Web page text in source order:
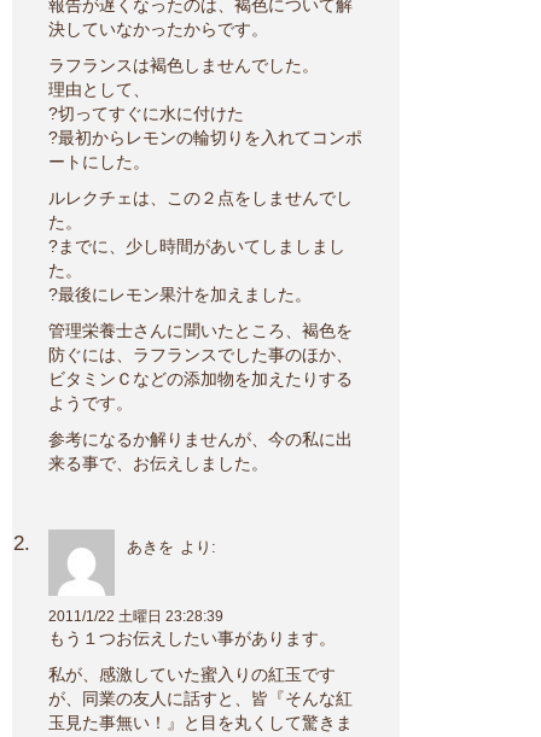
報告が遅くなったのは、褐色について解
決していなかったからです。
ラフランスは褐色しませんでした。
理由として、
?切ってすぐに水に付けた
?最初からレモンの輪切りを入れてコンポ
ートにした。
ルレクチェは、この２点をしませんでし
た。
?までに、少し時間があいてしましまし
た。
?最後にレモン果汁を加えました。
管理栄養士さんに聞いたところ、褐色を
防ぐには、ラフランスでした事のほか、
ビタミンＣなどの添加物を加えたりする
ようです。
参考になるか解りませんが、今の私に出
来る事で、お伝えしました。
あきを より:
2011/1/22 土曜日 23:28:39
もう１つお伝えしたい事があります。
私が、感激していた蜜入りの紅玉です
が、同業の友人に話すと、皆『そんな紅
玉見た事無い！』と目を丸くして驚きま